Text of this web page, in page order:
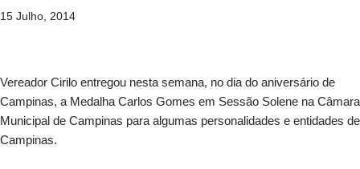
15 Julho, 2014
Vereador Cirilo entregou nesta semana, no dia do aniversário de
Campinas, a Medalha Carlos Gomes em Sessão Solene na Câmara
Municipal de Campinas para algumas personalidades e entidades de
Campinas.